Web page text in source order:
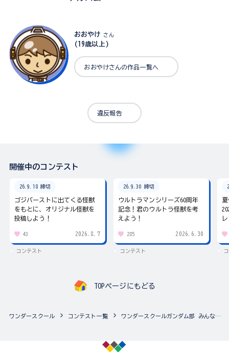
おおやけ さん
(19歳以上)
おおやけさんの作品一覧へ
違反報告
開催中のコンテスト
26.9.18 締切
ゴジバーストに出てくる怪獣
をもとに、オリジナル怪獣を
投稿しよう！
43 2026.8.7
コンテスト
26.9.30 締切
ウルトラマンシリーズ60周年
記念！君のウルトラ怪獣を考
えよう！
285 2026.6.30
コンテスト
TOPページにもどる
ワンダースクール コンテスト一覧 ワンダースクールガンダム部 みんなのアルバム